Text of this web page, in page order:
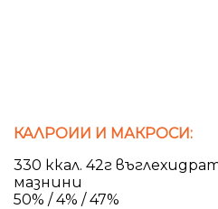
КАЛРОИИ И МАКРОСИ:
330 ккал. 42г
мазнини
50% / 4% / 47%